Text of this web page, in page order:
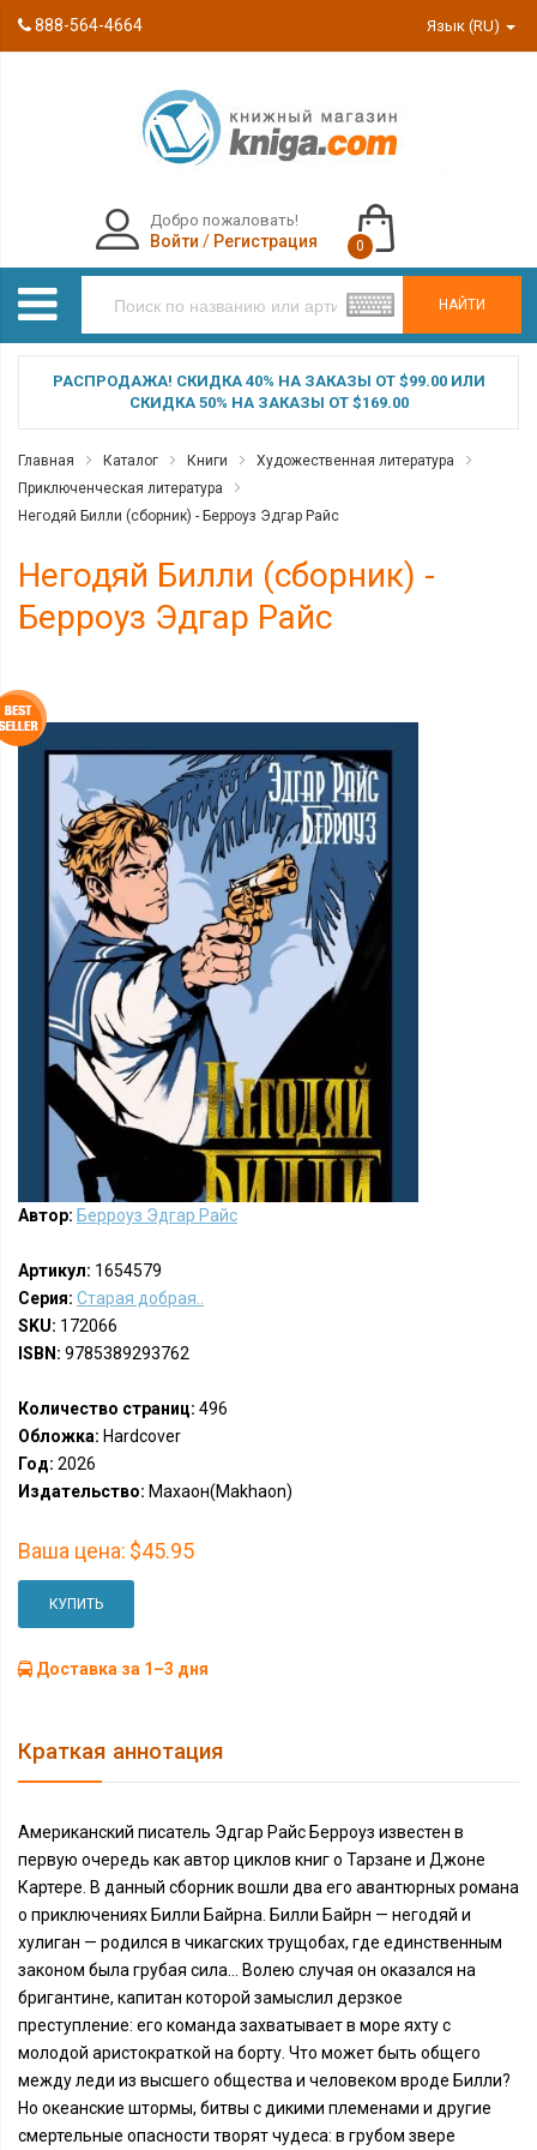
888-564-4664 Язык (RU)
НАЙТИ
Добро пожаловать!
Войти / Регистрация 0
РАСПРОДАЖА! СКИДКА 40% НА ЗАКАЗЫ ОТ $99.00 ИЛИ
СКИДКА 50% НА ЗАКАЗЫ ОТ $169.00
Главная Каталог Книги
Художественная литература
Приключенческая литература
Негодяй Билли (сборник) - Берроуз Эдгар Райс
Негодяй Билли (сборник) -
Берроуз Эдгар Райс
Автор: Берроуз Эдгар Райс
Артикул: 1654579
Серия: Старая добрая..
SKU: 172066
ISBN: 9785389293762
Количество страниц: 496
Обложка: Hardcover
Год: 2026
Издательство: Махаон(Makhaon)
Ваша цена: $45.95
КУПИТЬ
Доставка за 1–3 дня
Краткая аннотация
Американский писатель Эдгар Райс Берроуз известен в
первую очередь как автор циклов книг о Тарзане и Джоне
Картере. В данный сборник вошли два его авантюрных романа
о приключениях Билли Байрна. Билли Байрн — негодяй и
хулиган — родился в чикагских трущобах, где единственным
законом была грубая сила… Волею случая он оказался на
бригантине, капитан которой замыслил дерзкое
преступление: его команда захватывает в море яхту с
молодой аристократкой на борту. Что может быть общего
между леди из высшего общества и человеком вроде Билли?
Но океанские штормы, битвы с дикими племенами и другие
смертельные опасности творят чудеса: в грубом звере